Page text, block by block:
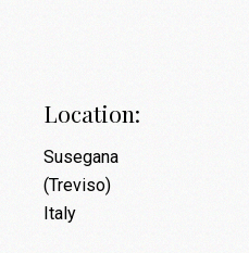
Location:
Susegana
(Treviso)
Italy